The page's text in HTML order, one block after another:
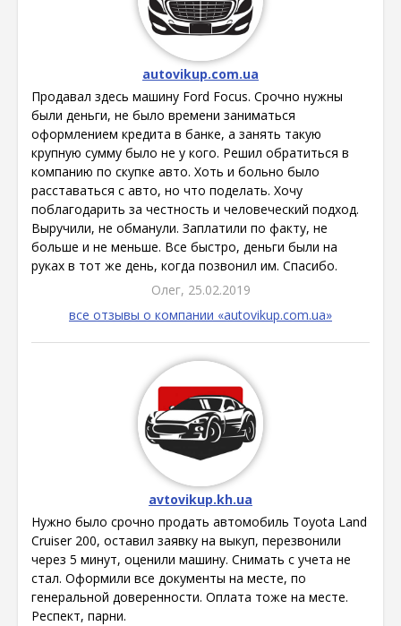
autovikup.com.ua
Продавал здесь машину Ford Focus. Срочно нужны
были деньги, не было времени заниматься
оформлением кредита в банке, а занять такую
крупную сумму было не у кого. Решил обратиться в
компанию по скупке авто. Хоть и больно было
расставаться с авто, но что поделать. Хочу
поблагодарить за честность и человеческий подход.
Выручили, не обманули. Заплатили по факту, не
больше и не меньше. Все быстро, деньги были на
руках в тот же день, когда позвонил им. Спасибо.
Олег, 25.02.2019
все отзывы о компании «autovikup.com.ua»
avtovikup.kh.ua
Нужно было срочно продать автомобиль Toyota Land
Cruiser 200, оставил заявку на выкуп, перезвонили
через 5 минут, оценили машину. Снимать с учета не
стал. Оформили все документы на месте, по
генеральной доверенности. Оплата тоже на месте.
Респект, парни.